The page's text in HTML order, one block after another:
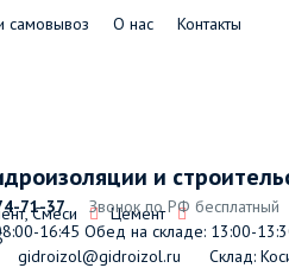
самовывоз О нас Контакты
и
71-37
Звонок по РФ бесплатный
16:45 Обед на складе: 13:00-
gidroizol@gidroizol.ru
Склад:
Смеси
Цемент